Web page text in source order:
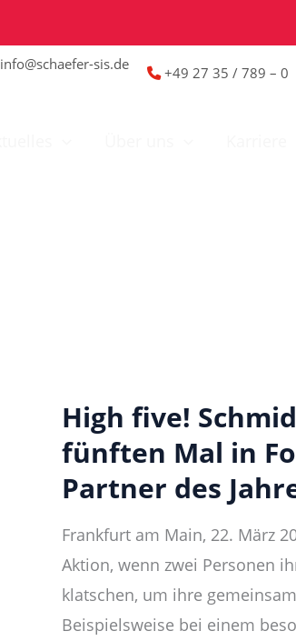
info@schaefer-sis.de +49 27 35 / 789 – 0
High five!
fünften Mal in
Partner des
Frankfurt am Main, 22. März
Aktion, wenn zwei Personen
klatschen, um ihre
Beispielsweise bei einem